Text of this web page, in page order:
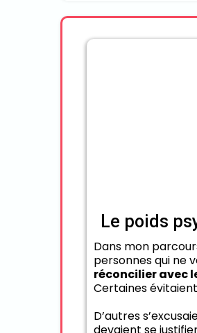
Le poids
Dans mon
personnes qui ne
réconcilier avec
Certaines
D’autres
devaient se